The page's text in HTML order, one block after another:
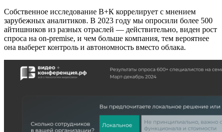
Собственное исследование В+К коррелирует с мнением
зарубежных аналитиков. В 2023 году мы опросили более 500
айтишников из разных отраслей — действительно, виден рост
спроса на on-premise, и чем больше компания, тем вероятнее
она выберет контроль и автономность вместо облака.